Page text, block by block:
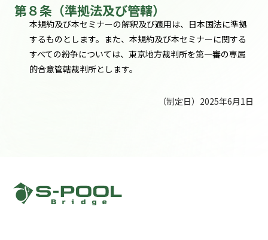
第８条（準拠法及び管轄）
本規約及び本セミナーの解釈及び適用は、日本国法に準拠
するものとします。また、本規約及び本セミナーに関する
すべての紛争については、東京地方裁判所を第一審の専属
的合意管轄裁判所とします。
（制定日）2025年6月1日